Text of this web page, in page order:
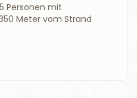
Personen mit
Meter vom Strand